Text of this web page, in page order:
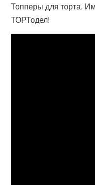
Топперы для торта.
ТОРТодел!